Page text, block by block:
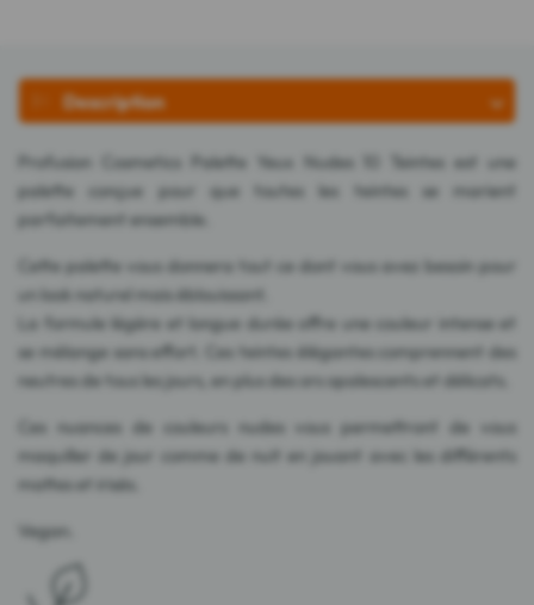
Description
Profusion Cosmetics Palette Yeux Nudes 10 Teintes est une
palette conçue pour que toutes les teintes se marient
parfaitement ensemble.
Cette palette vous donnera tout ce dont vous avez besoin pour
un look naturel mais éblouissant.
La formule légère et longue durée offre une couleur intense et
se mélange sans effort. Ces teintes élégantes comprennent des
neutres de tous les jours, en plus des ors opalescents et délicats.
Ces nuances de couleurs nudes vous permettront de vous
maquiller de jour comme de nuit en jouant avec les différents
mattes et irisés.
Vegan.